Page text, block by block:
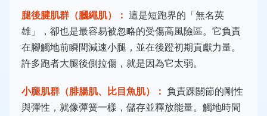
腿後腱肌群（膕繩肌）： 這是短跑界的「無名英
雄」，卻也是最容易被忽略的受傷高風險區。它負責
在腳觸地前瞬間減速小腿，並在後蹬初期貢獻力量。
許多跑者大腿後側拉傷，就是因為它太弱。
小腿肌群（腓腸肌、比目魚肌）： 負責踝關節的剛性
與彈性，就像彈簧一樣，儲存並釋放能量。觸地時間